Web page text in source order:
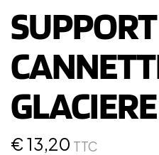
€ 13,20 TTC